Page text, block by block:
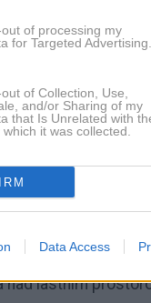
of processing my
for Targeted Advertising.
of Collection, Use,
and/or Sharing of my
that Is Unrelated with
it was collected.
Data Access
izkušnje iz
obiski,
zelo strogo
pogostih obiskov,
po miru, jasnih
nad lastnim